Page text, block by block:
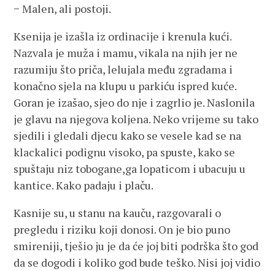
− Malen, ali postoji.
Ksenija je izašla iz ordinacije i krenula kući.
Nazvala je muža i mamu, vikala na njih jer ne
razumiju što priča, lelujala među zgradama i
konačno sjela na klupu u parkiću ispred kuće.
Goran je izašao, sjeo do nje i zagrlio je. Naslonila
je glavu na njegova koljena. Neko vrijeme su tako
sjedili i gledali djecu kako se vesele kad se na
klackalici podignu visoko, pa spuste, kako se
spuštaju niz tobogane,ga lopaticom i ubacuju u
kantice. Kako padaju i plaču.
Kasnije su, u stanu na kauču, razgovarali o
pregledu i riziku koji donosi. On je bio puno
smireniji, tješio ju je da će joj biti podrška što god
da se dogodi i koliko god bude teško. Nisi joj vidio